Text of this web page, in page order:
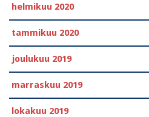
helmikuu 2020
tammikuu 2020
joulukuu 2019
marraskuu 2019
lokakuu 2019